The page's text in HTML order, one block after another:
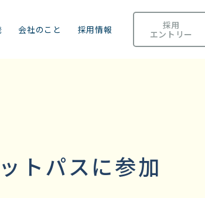
会社のこと 採用情報
採用
エントリー
トパスに参加